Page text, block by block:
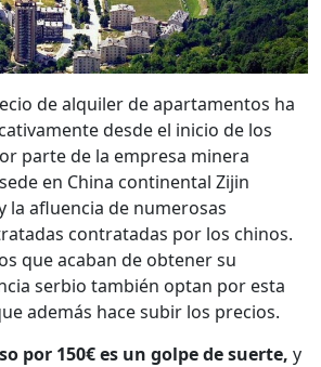
de alquiler de apartamentos ha
desde el inicio de los
parte de la empresa minera
en China continental Zijin
la afluencia de numerosas
contratadas por los chinos.
que acaban de obtener su
serbio también optan por esta
además hace subir los precios.
por 150€ es un golpe de suerte, y